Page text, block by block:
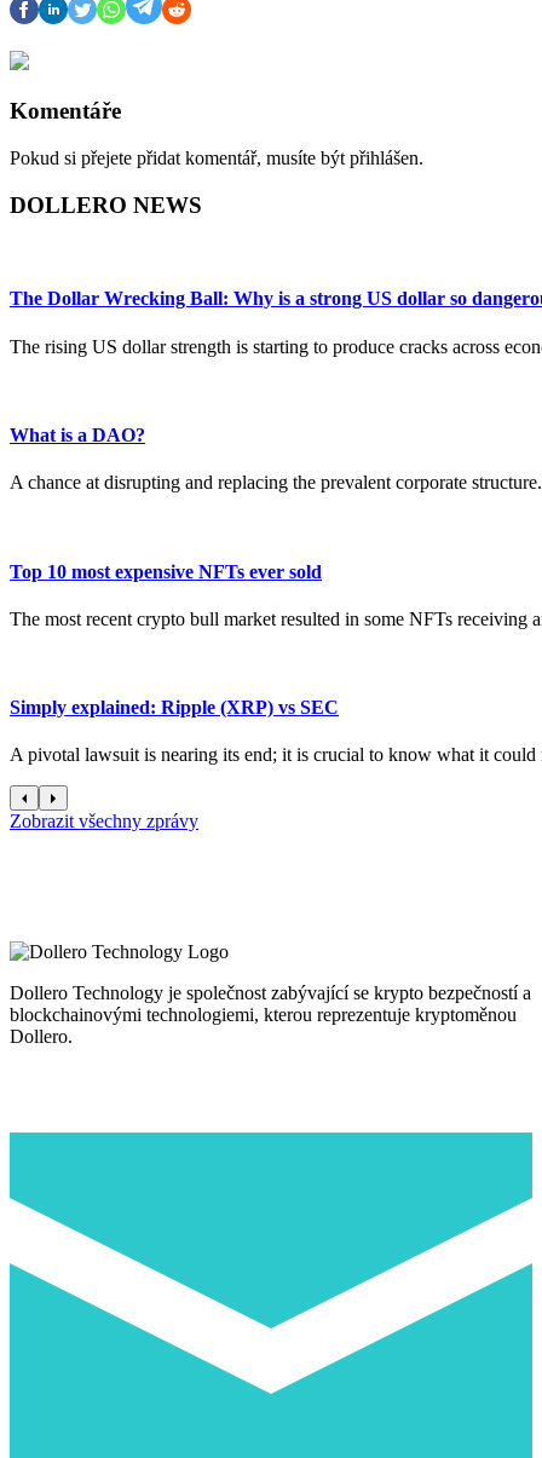
Komentáře
Pokud si přejete přidat komentář, musíte být přihlášen.
DOLLERO NEWS
The Dollar Wrecking Ball: Why is a strong US dollar so
The rising US dollar strength is starting to produce cracks across
What is a DAO?
A chance at disrupting and replacing the prevalent corporate structure.
Top 10 most expensive NFTs ever sold
The most recent crypto bull market resulted in some NFTs receiving
Simply explained: Ripple (XRP) vs SEC
A pivotal lawsuit is nearing its end; it is crucial to know what it could
Zobrazit všechny zprávy
Dollero Technology je společnost zabývající se krypto bezpečností a
blockchainovými technologiemi, kterou reprezentuje kryptoměnou
Dollero.